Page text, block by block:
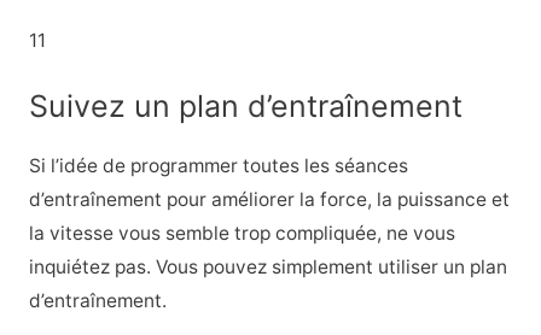
11
Suivez un plan d’entraînement
Si l’idée de programmer toutes les séances
d’entraînement pour améliorer la force, la puissance et
la vitesse vous semble trop compliquée, ne vous
inquiétez pas. Vous pouvez simplement utiliser un plan
d’entraînement.